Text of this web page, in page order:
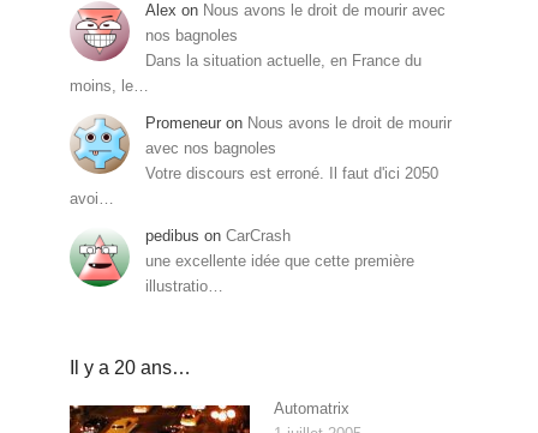
Alex on Nous avons le droit de mourir avec
nos bagnoles
Dans la situation actuelle, en France du
moins, le…
Promeneur on Nous avons le droit de mourir
avec nos bagnoles
Votre discours est erroné. Il faut d'ici 2050
avoi…
pedibus on CarCrash
une excellente idée que cette première
illustratio…
Il y a 20 ans…
Automatrix